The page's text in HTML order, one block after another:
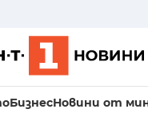
БизнесНовини от